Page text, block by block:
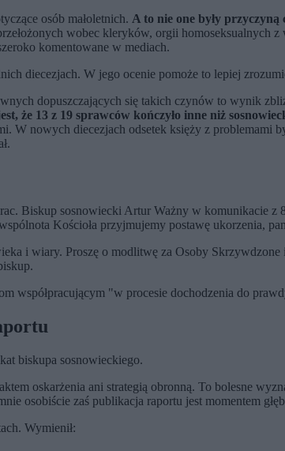
osób małoletnich. A to nie one były
wobec kleryków, orgii homoseksualnych
komentowane w mediach.
diecezjach. W jego ocenie pomoże to lepiej
dopuszczających się takich czynów to wynik
że 13 z 19 sprawców kończyło inne niż
W nowych diecezjach odsetek księży z problemami
Biskup sosnowiecki Artur Ważny w komunikacie
Kościoła przyjmujemy postawę ukorzenia,
i wiary. Proszę o modlitwę za Osoby
współpracującym "w procesie dochodzenia do
biskupa sosnowieckiego.
oskarżenia ani strategią obronną. To bolesne
osobiście zaś publikacja raportu jest momentem
Wymienił: